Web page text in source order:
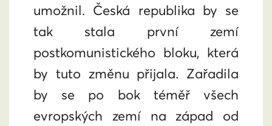
umožnil. Česká republika by se
tak stala první zemí
postkomunistického bloku, která
by tuto změnu přijala. Zařadila
by se po bok téměř všech
evropských zemí na západ od